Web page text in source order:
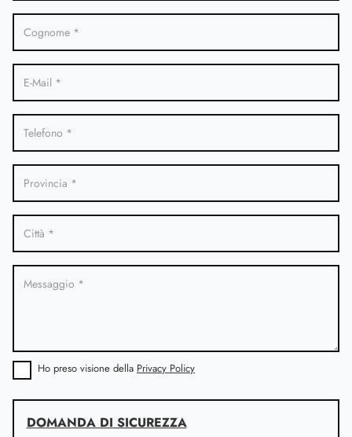
Ho preso visione della Privacy Policy
DOMANDA DI SICUREZZA